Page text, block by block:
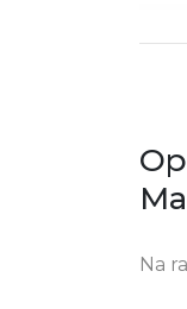
Na